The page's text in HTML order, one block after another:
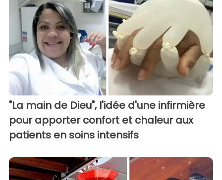
"La main de Dieu", l'idée d'une infirmière
pour apporter confort et chaleur aux
patients en soins intensifs